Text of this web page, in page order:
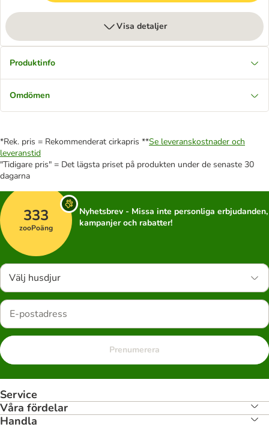
Visa detaljer
Produktinfo
Omdömen
*Rek. pris = Rekommenderat cirkapris **Se leveranskostnader och
leveranstid
"Tidigare pris" = Det lägsta priset på produkten under de senaste 30
dagarna
333
zooPoäng
Nyhetsbrev - Missa inte personliga erbjudanden,
kampanjer och rabatter!
Välj husdjur
Prenumerera
Service
Våra fördelar
Handla